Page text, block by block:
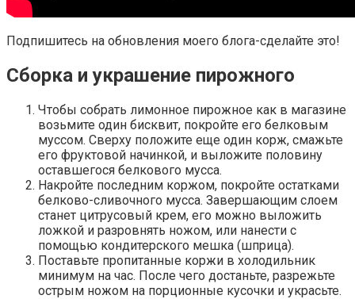
Подпишитесь на обновления моего блога-сделайте это!
Сборка и украшение пирожного
Чтобы собрать лимонное пирожное как в магазине
возьмите один бисквит, покройте его белковым
муссом. Сверху положите еще один корж, смажьте
его фруктовой начинкой, и выложите половину
оставшегося белкового мусса.
Накройте последним коржом, покройте остатками
белково-сливочного мусса. Завершающим слоем
станет цитрусовый крем, его можно выложить
ложкой и разровнять ножом, или нанести с
помощью кондитерского мешка (шприца).
Поставьте пропитанные коржи в холодильник
минимум на час. После чего достаньте, разрежьте
острым ножом на порционные кусочки и украсьте.